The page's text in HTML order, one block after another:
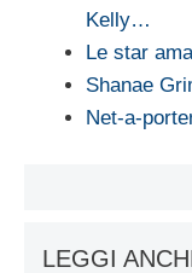
Kelly…
Le star
Shanae
Net-a-
LEGGI